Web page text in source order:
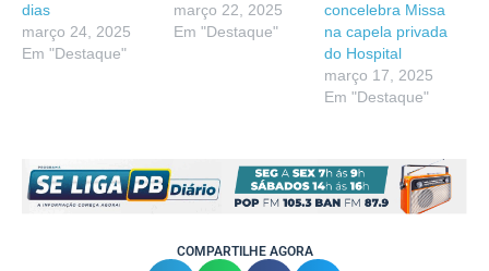
dias
março 24, 2025
Em "Destaque"
março 22, 2025
Em "Destaque"
concelebra Missa
na capela privada
do Hospital
março 17, 2025
Em "Destaque"
COMPARTILHE AGORA